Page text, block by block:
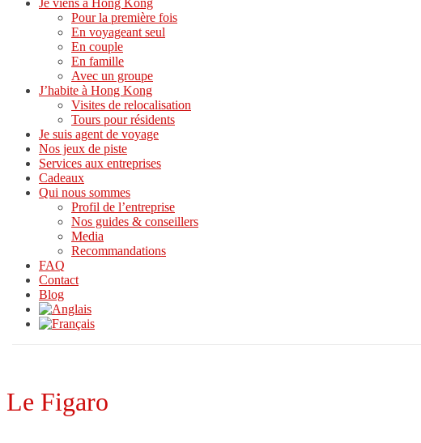
Pour la première fois
En voyageant seul
En couple
En famille
Avec un groupe
J’habite à Hong Kong
Visites de relocalisation
Tours pour résidents
Je suis agent de voyage
Nos jeux de piste
Services aux entreprises
Cadeaux
Qui nous sommes
Profil de l’entreprise
Nos guides & conseillers
Media
Recommandations
FAQ
Contact
Blog
Le Figaro